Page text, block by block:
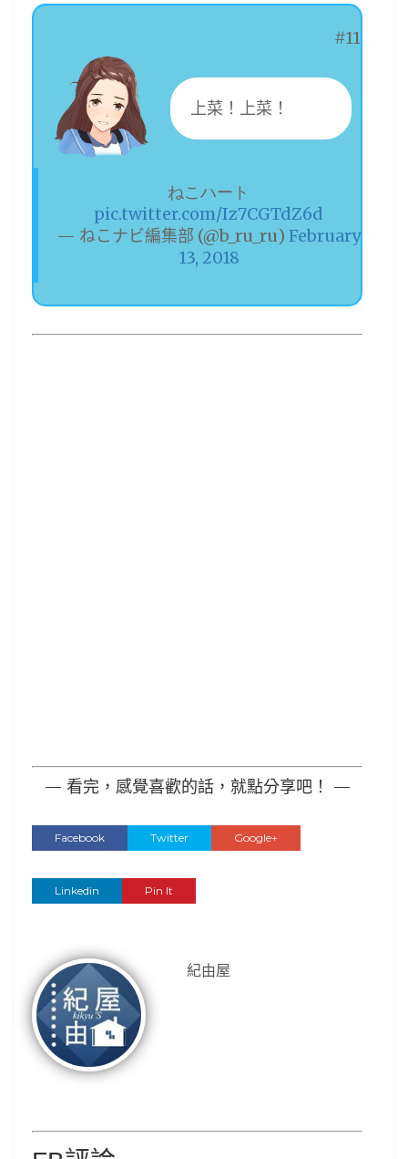
#11
上菜！上菜！
ねこハート
pic.twitter.com/Iz7CGTdZ6d
— ねこナビ編集部 (@b_ru_ru) February
13, 2018
— 看完，感覺喜歡的話，就點分享吧！ —
Facebook Twitter Google+
Linkedin Pin It
紀由屋